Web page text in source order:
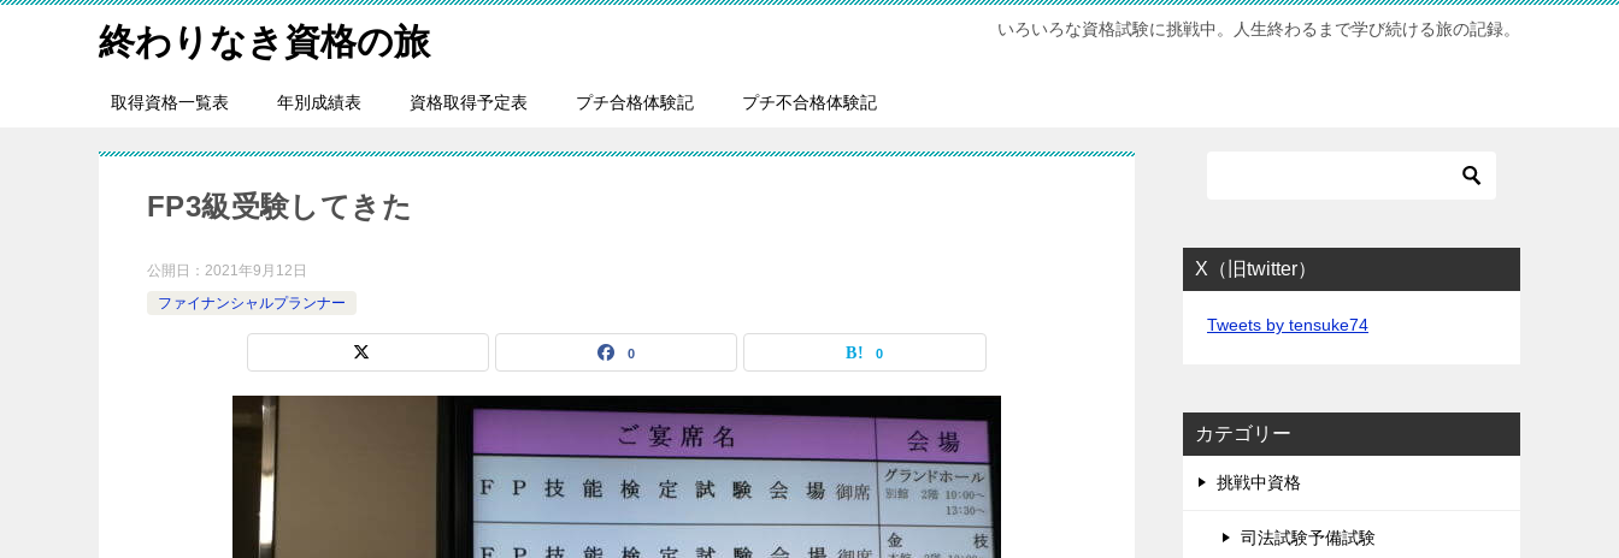
終わりなき資格の旅 いろいろな資格試験に挑戦中。人生終わるまで学び続ける旅の記録。
取得資格一覧表 年別成績表 資格取得予定表 プチ合格体験記 プチ不合格体験記
FP3級受験してきた
公開日： 2021年9月12日
ファイナンシャルプランナー
0 0
X（旧twitter）
Tweets by tensuke74
カテゴリー
挑戦中資格
司法試験予備試験